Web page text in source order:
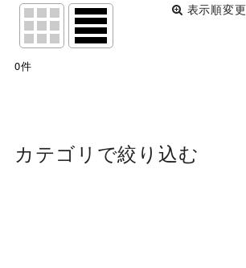
表示順変更
表示数
0件
カテゴリで絞り込む